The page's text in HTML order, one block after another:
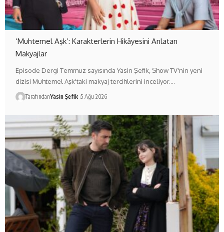
‘Muhtemel Aşk’: Karakterlerin Hikâyesini Anlatan
Makyajlar
Episode Dergi Temmuz sayısında Yasin Şefik, Show TV'nin yeni
dizisi Muhtemel Aşk'taki makyaj tercihlerini inceliyor.…
TarafındanYasin Şefik 5 Ağu 2026